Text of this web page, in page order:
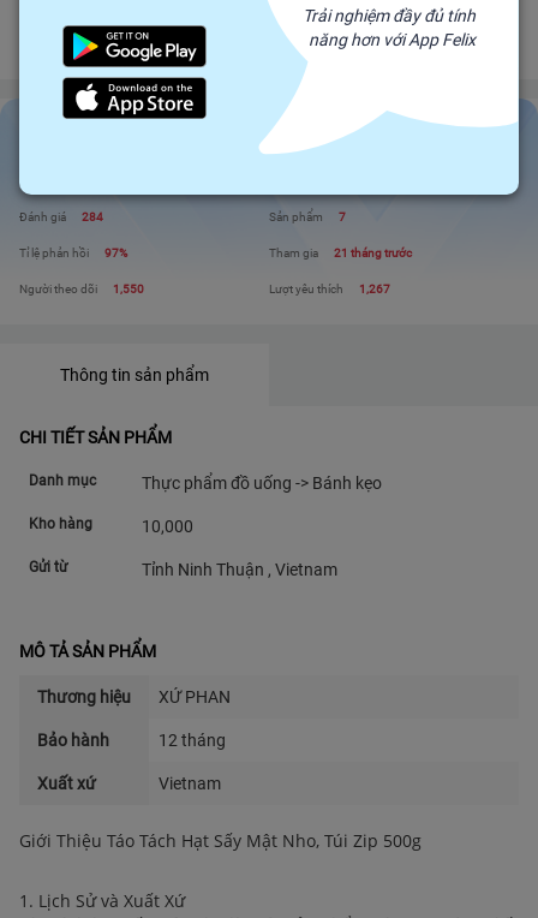
Đối tác trực tiếp của Felix, mang sản phẩm trực tiếp từ nhà sản xuất để đến
với người tiêu dùng. Giá cả cạnh tranh - Chất lượng tuyệt đối
HỘ KINH DOANH XỨ PHAN
Đánh giá 284 Sản phẩm 7
Tỉ lệ phản hồi 97% Tham gia 21 tháng trước
Người theo dõi 1,550 Lượt yêu thích 1,267
Thông tin sản phẩm
CHI TIẾT SẢN PHẨM
Danh mục Thực phẩm đồ uống -> Bánh kẹo
Kho hàng 10,000
Gửi từ Tỉnh Ninh Thuận , Vietnam
MÔ TẢ SẢN PHẨM
Thương hiệu XỨ PHAN
Bảo hành 12 tháng
Xuất xứ Vietnam
Giới Thiệu Táo Tách Hạt Sấy Mật Nho, Túi Zip 500g
1. Lịch Sử và Xuất Xứ
Trải nghiệm đầy đủ tính
năng hơn với App Felix